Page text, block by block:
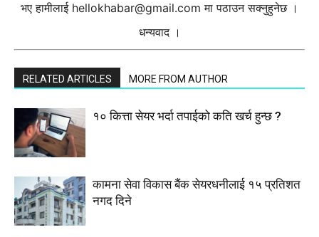
भए हामीलाई hellokhabar@gmail.com मा पठाउन सक्नुहुनेछ ।
धन्यवाद ।
RELATED ARTICLES MORE FROM AUTHOR
१० कित्ता सेयर भर्दा तपाईको कति खर्च हुन्छ ?
कामना सेवा विकास बैंक सेयरधनीलाई १५ प्रतिशत
नगद दिने